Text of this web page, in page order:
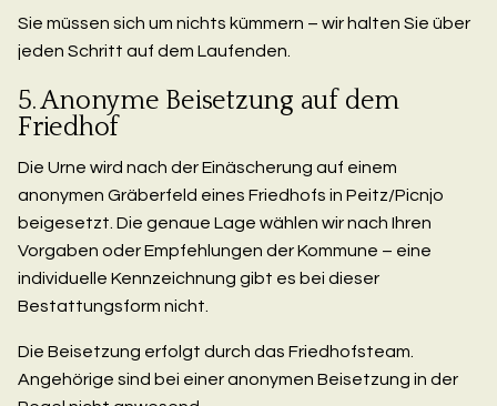
Sie müssen sich um nichts kümmern – wir halten Sie über
jeden Schritt auf dem Laufenden.
5. Anonyme Beisetzung auf dem
Friedhof
Die Urne wird nach der Einäscherung auf einem
anonymen Gräberfeld eines Friedhofs in Peitz/Picnjo
beigesetzt. Die genaue Lage wählen wir nach Ihren
Vorgaben oder Empfehlungen der Kommune – eine
individuelle Kennzeichnung gibt es bei dieser
Bestattungsform nicht.
Die Beisetzung erfolgt durch das Friedhofsteam.
Angehörige sind bei einer anonymen Beisetzung in der